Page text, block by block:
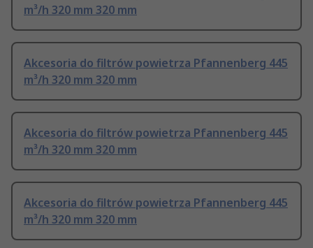
m³/h 320 mm 320 mm
Akcesoria do filtrów powietrza Pfannenberg 445
m³/h 320 mm 320 mm
Akcesoria do filtrów powietrza Pfannenberg 445
m³/h 320 mm 320 mm
Akcesoria do filtrów powietrza Pfannenberg 445
m³/h 320 mm 320 mm